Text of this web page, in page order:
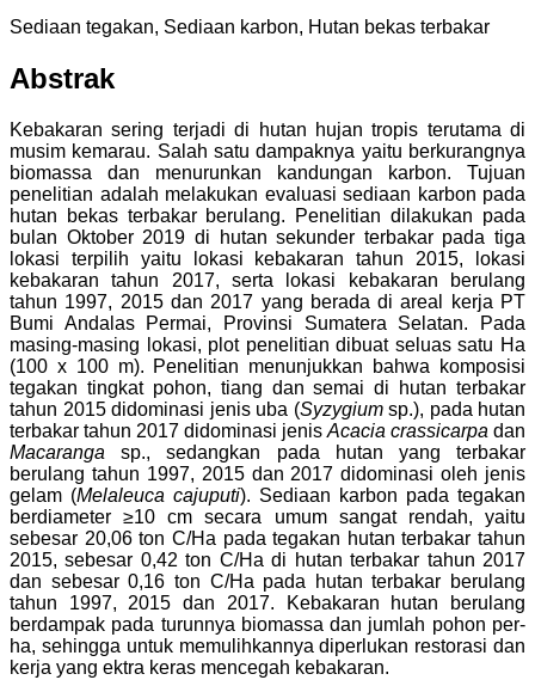
Sediaan tegakan, Sediaan karbon, Hutan bekas terbakar
Abstrak
Kebakaran sering terjadi di hutan hujan tropis terutama di
musim kemarau. Salah satu dampaknya yaitu berkurangnya
biomassa dan menurunkan kandungan karbon. Tujuan
penelitian adalah melakukan evaluasi sediaan karbon pada
hutan bekas terbakar berulang. Penelitian dilakukan pada
bulan Oktober 2019 di hutan sekunder terbakar pada tiga
lokasi terpilih yaitu lokasi kebakaran tahun 2015, lokasi
kebakaran tahun 2017, serta lokasi kebakaran berulang
tahun 1997, 2015 dan 2017 yang berada di areal kerja PT
Bumi Andalas Permai, Provinsi Sumatera Selatan. Pada
masing-masing lokasi, plot penelitian dibuat seluas satu Ha
(100 x 100 m). Penelitian menunjukkan bahwa komposisi
tegakan tingkat pohon, tiang dan semai di hutan terbakar
tahun 2015 didominasi jenis uba (Syzygium sp.), pada hutan
terbakar tahun 2017 didominasi jenis Acacia crassicarpa dan
Macarangasp., sedangkan pada hutan yang terbakar
berulang tahun 1997, 2015 dan 2017 didominasi oleh jenis
gelam (Melaleuca cajuputi). Sediaan karbon pada tegakan
berdiameter ≥10 cm secara umum sangat rendah, yaitu
sebesar 20,06 ton C/Ha pada tegakan hutan terbakar tahun
2015, sebesar 0,42 ton C/Ha di hutan terbakar tahun 2017
dan sebesar 0,16 ton C/Ha pada hutan terbakar berulang
tahun 1997, 2015 dan 2017. Kebakaran hutan berulang
berdampak pada turunnya biomassa dan jumlah pohon per-
ha, sehingga untuk memulihkannya diperlukan restorasi dan
kerja yang ektra keras mencegah kebakaran.